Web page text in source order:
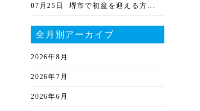
07月25日 堺市で初盆を迎える方...
全月別アーカイブ
2026年8月
2026年7月
2026年6月